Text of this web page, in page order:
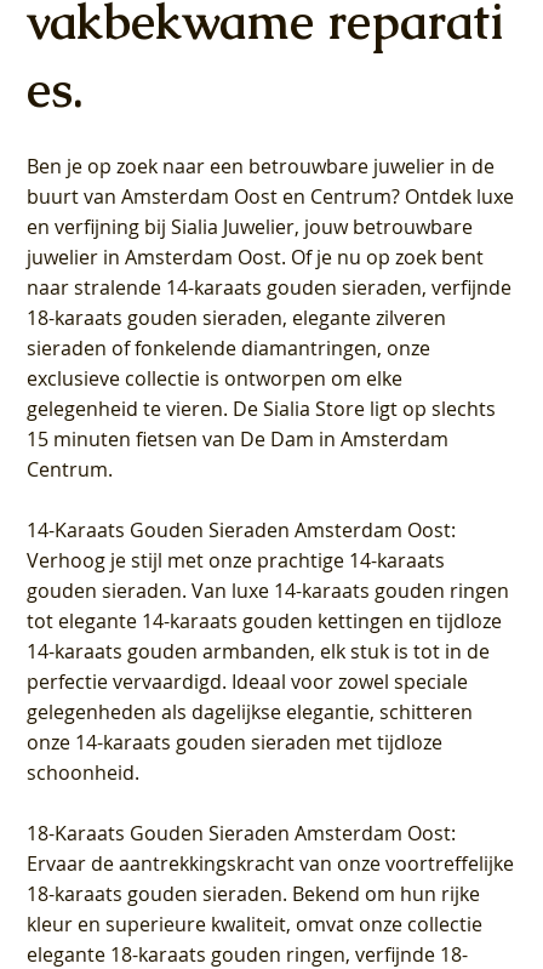
vakbekwame reparati
es.
Ben je op zoek naar een betrouwbare juwelier in de
buurt van Amsterdam Oost en Centrum? Ontdek luxe
en verfijning bij Sialia Juwelier, jouw betrouwbare
juwelier in Amsterdam Oost. Of je nu op zoek bent
naar stralende 14-karaats gouden sieraden, verfijnde
18-karaats gouden sieraden, elegante zilveren
sieraden of fonkelende diamantringen, onze
exclusieve collectie is ontworpen om elke
gelegenheid te vieren. De Sialia Store ligt op slechts
15 minuten fietsen van De Dam in Amsterdam
Centrum.
14-Karaats Gouden Sieraden Amsterdam Oost:
Verhoog je stijl met onze prachtige 14-karaats
gouden sieraden. Van luxe 14-karaats gouden ringen
tot elegante 14-karaats gouden kettingen en tijdloze
14-karaats gouden armbanden, elk stuk is tot in de
perfectie vervaardigd. Ideaal voor zowel speciale
gelegenheden als dagelijkse elegantie, schitteren
onze 14-karaats gouden sieraden met tijdloze
schoonheid.
18-Karaats Gouden Sieraden Amsterdam Oost:
Ervaar de aantrekkingskracht van onze voortreffelijke
18-karaats gouden sieraden. Bekend om hun rijke
kleur en superieure kwaliteit, omvat onze collectie
elegante 18-karaats gouden ringen, verfijnde 18-